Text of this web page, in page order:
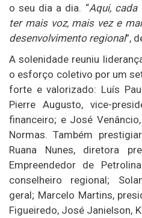
o seu dia a dia. “Aqui, cada
ter mais voz, mais vez e
desenvolvimento regional”,
A solenidade reuniu
o esforço coletivo por um
forte e valorizado: Luís
Pierre Augusto, vice-
financeiro; e José
Normas. Também
Ruana Nunes, diretora
Empreendedor de
conselheiro regional;
geral; Marcelo Martins,
Figueiredo, José Janielson,